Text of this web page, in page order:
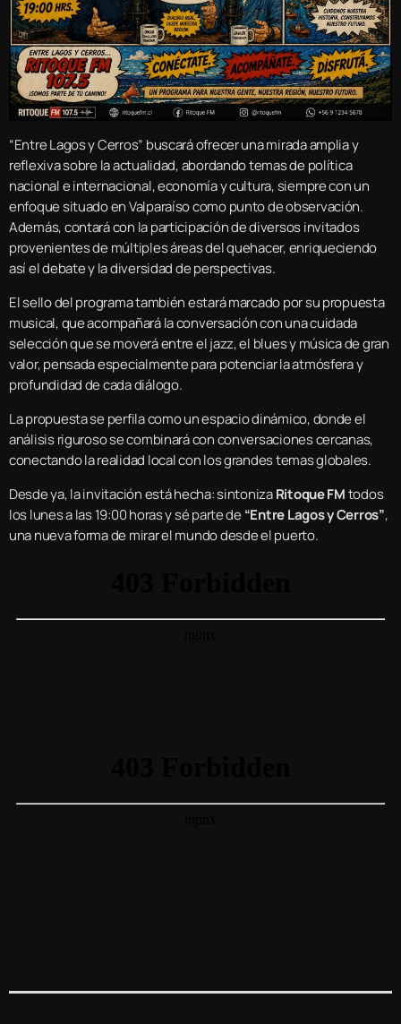
“Entre Lagos y Cerros” buscará ofrecer una mirada amplia y
reflexiva sobre la actualidad, abordando temas de política
nacional e internacional, economía y cultura, siempre con un
enfoque situado en Valparaíso como punto de observación.
Además, contará con la participación de diversos invitados
provenientes de múltiples áreas del quehacer, enriqueciendo
así el debate y la diversidad de perspectivas.
El sello del programa también estará marcado por su propuesta
musical, que acompañará la conversación con una cuidada
selección que se moverá entre el jazz, el blues y música de gran
valor, pensada especialmente para potenciar la atmósfera y
profundidad de cada diálogo.
La propuesta se perfila como un espacio dinámico, donde el
análisis riguroso se combinará con conversaciones cercanas,
conectando la realidad local con los grandes temas globales.
Desde ya, la invitación está hecha: sintonizaRitoque FMtodos
los lunes a las 19:00 horas y sé parte de “Entre Lagos y Cerros”,
una nueva forma de mirar el mundo desde el puerto.